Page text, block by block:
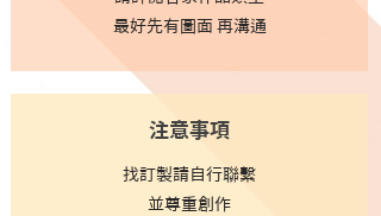
最好先有圖面 再溝通
注意事項
找訂製請自行聯繫
​並尊重創作